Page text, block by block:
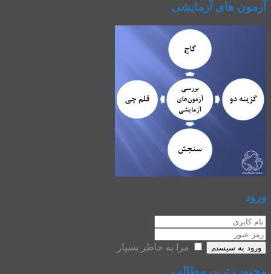
آزمون های آزمایشی
ورود
ورود به سیستم مرا به خاطر بسپار